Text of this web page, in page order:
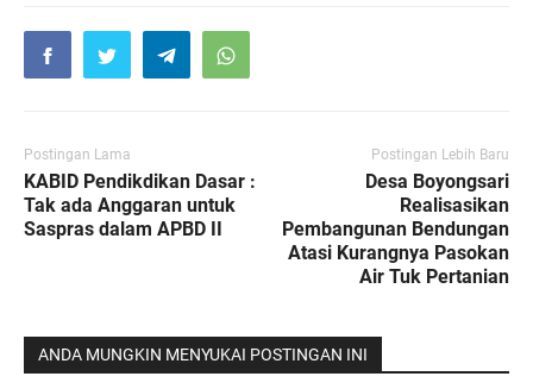
Postingan Lama
KABID Pendikdikan Dasar :
Tak ada Anggaran untuk
Saspras dalam APBD II
Postingan Lebih Baru
Desa Boyongsari
Realisasikan
Pembangunan Bendungan
Atasi Kurangnya Pasokan
Air Tuk Pertanian
ANDA MUNGKIN MENYUKAI POSTINGAN INI